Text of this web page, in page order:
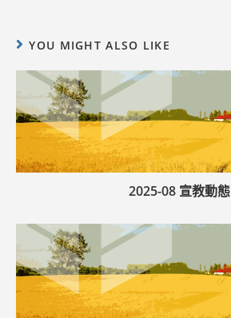
YOU MIGHT ALSO LIKE
2025-08 宣教動態